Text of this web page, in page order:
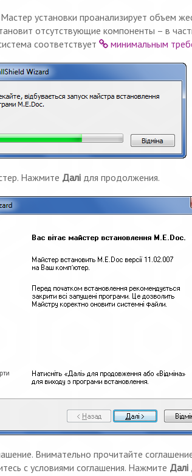
установки проанализирует объем
отсутствующие компоненты – в
соответствует минимальным
Нажмите Далі для продолжения.
Внимательно прочитайте
с условиями соглашения. Нажмите Далі